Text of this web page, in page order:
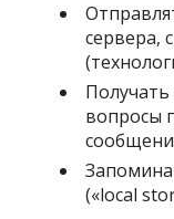
сервера,
Получать
вопросы
(«local